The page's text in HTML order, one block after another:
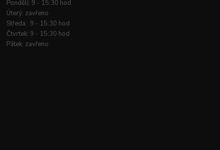
Pondělí: 9 - 15:30 hod
Úterý: zavřeno
Středa: 9 - 15:30 hod
Čtvrtek: 9 - 15:30 hod
Pátek: zavřeno